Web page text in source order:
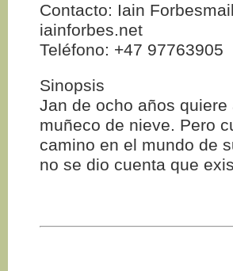
Contacto: Iain
iainforbes.net
Teléfono: +47 97763905
Sinopsis
Jan de ocho años
muñeco de nieve. Pero
camino en el mundo de
no se dio cuenta que